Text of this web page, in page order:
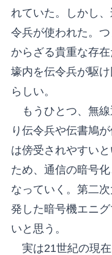
れていた。しかし
令兵が使われた。
からざる貴重な存
壕内を伝令兵が駆
らしい。
もうひとつ、無線
り伝令兵や伝書鳩
は傍受されやすい
ため、通信の暗号
なっていく。第二
発した暗号機エニ
いと思う。
実は21世紀の現